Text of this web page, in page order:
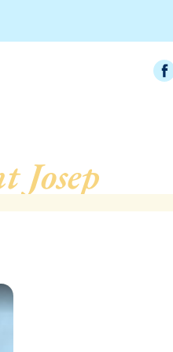
Josep, de